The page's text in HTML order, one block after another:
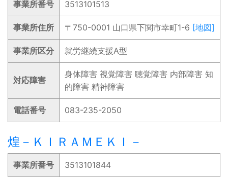
事業所番号 3513101513
事業所住所 〒750-0001 山口県下関市幸町1-6 [地図]
事業所区分 就労継続支援A型
対応障害
身体障害 視覚障害 聴覚障害 内部障害 知
的障害 精神障害
電話番号 083-235-2050
煌－ＫＩＲＡＭＥＫＩ－
事業所番号 3513101844